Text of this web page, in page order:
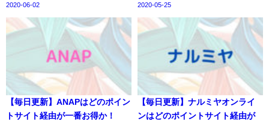
2020-06-02 2020-05-25
【毎日更新】ANAPはどのポイン
トサイト経由が一番お得か！
【毎日更新】ナルミヤオンライ
ンはどのポイントサイト経由が